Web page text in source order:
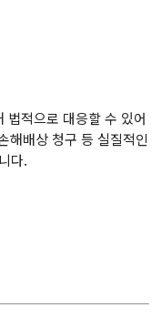
법적으로 대응할 수 있어
해배상 청구 등 실질적인
다.